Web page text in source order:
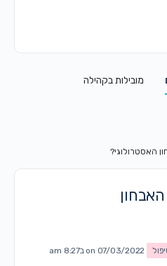
מובילות בקהילה
האסטרולוגי?
on 07/03/2022 ב8:27 am